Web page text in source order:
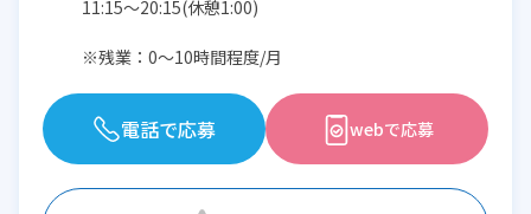
11:15〜20:15(休憩1:00)
※残業：0〜10時間程度/月
電話で応募 webで応募